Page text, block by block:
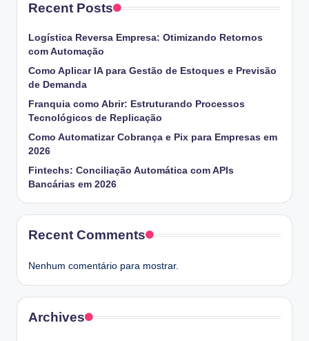
Recent Posts
Logística Reversa Empresa: Otimizando Retornos
com Automação
Como Aplicar IA para Gestão de Estoques e Previsão
de Demanda
Franquia como Abrir: Estruturando Processos
Tecnológicos de Replicação
Como Automatizar Cobrança e Pix para Empresas em
2026
Fintechs: Conciliação Automática com APIs
Bancárias em 2026
Recent Comments
Nenhum comentário para mostrar.
Archives